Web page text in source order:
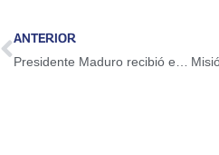
ANTERIOR
Presidente Maduro recibió embajadores y encargados de negocios de la UE